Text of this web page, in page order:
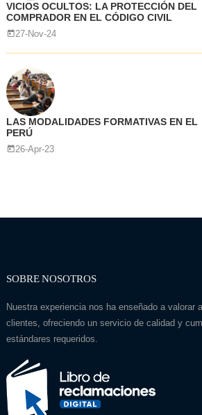
VICIOS OCULTOS: LA PROTECCIÓN DEL
COMPRADOR EN EL CÓDIGO CIVIL
27-Nov-24
LAS MODALIDADES FORMATIVAS EN EL
PERÚ
26-Apr-23
SOBRE NOSOTROS
Nuestra experiencia nos ha enseñado a valorar
clientes, ofreciendo un servicio de calidad y
estándares requeridos.